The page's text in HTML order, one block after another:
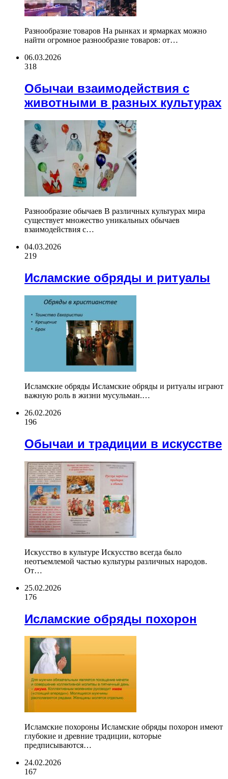
Разнообразие товаров На рынках и ярмарках можно
найти огромное разнообразие товаров: от…
06.03.2026
318
Обычаи взаимодействия с
животными в разных культурах
Разнообразие обычаев В различных культурах мира
существует множество уникальных обычаев
взаимодействия с…
04.03.2026
219
Исламские обряды и ритуалы
Исламские обряды Исламские обряды и ритуалы играют
важную роль в жизни мусульман.…
26.02.2026
196
Обычаи и традиции в искусстве
Искусство в культуре Искусство всегда было
неотъемлемой частью культуры различных народов.
От…
25.02.2026
176
Исламские обряды похорон
Исламские похороны Исламские обряды похорон имеют
глубокие и древние традиции, которые
предписываются…
24.02.2026
167